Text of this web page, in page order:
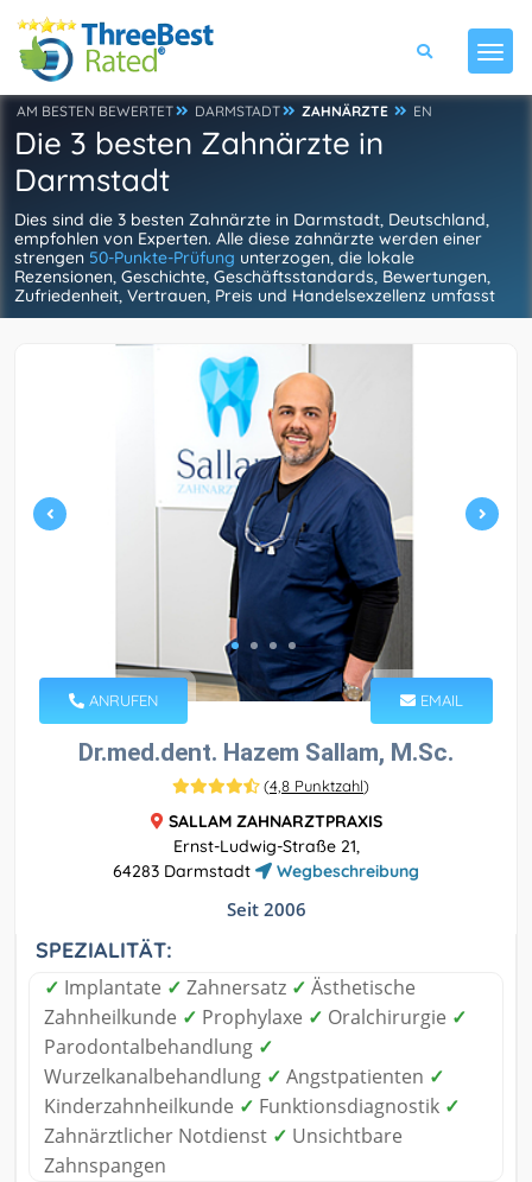
AM BESTEN BEWERTET DARMSTADT ZAHNÄRZTE EN
Die 3 besten Zahnärzte in
Darmstadt
Dies sind die 3 besten Zahnärzte in Darmstadt, Deutschland,
empfohlen von Experten. Alle diese zahnärzte werden einer
strengen 50-Punkte-Prüfung unterzogen, die lokale
Rezensionen, Geschichte, Geschäftsstandards, Bewertungen,
Zufriedenheit, Vertrauen, Preis und Handelsexzellenz umfasst
ANRUFEN EMAIL
Dr.med.dent. Hazem Sallam, M.Sc.
(4,8 Punktzahl)
SALLAM ZAHNARZTPRAXIS
Ernst-Ludwig-Straße 21,
64283 Darmstadt
Wegbeschreibung
Seit 2006
SPEZIALITÄT:
✓ Implantate ✓ Zahnersatz ✓ Ästhetische
Zahnheilkunde ✓ Prophylaxe ✓ Oralchirurgie ✓
Parodontalbehandlung ✓
Wurzelkanalbehandlung ✓ Angstpatienten ✓
Kinderzahnheilkunde ✓ Funktionsdiagnostik ✓
Zahnärztlicher Notdienst ✓ Unsichtbare
Zahnspangen